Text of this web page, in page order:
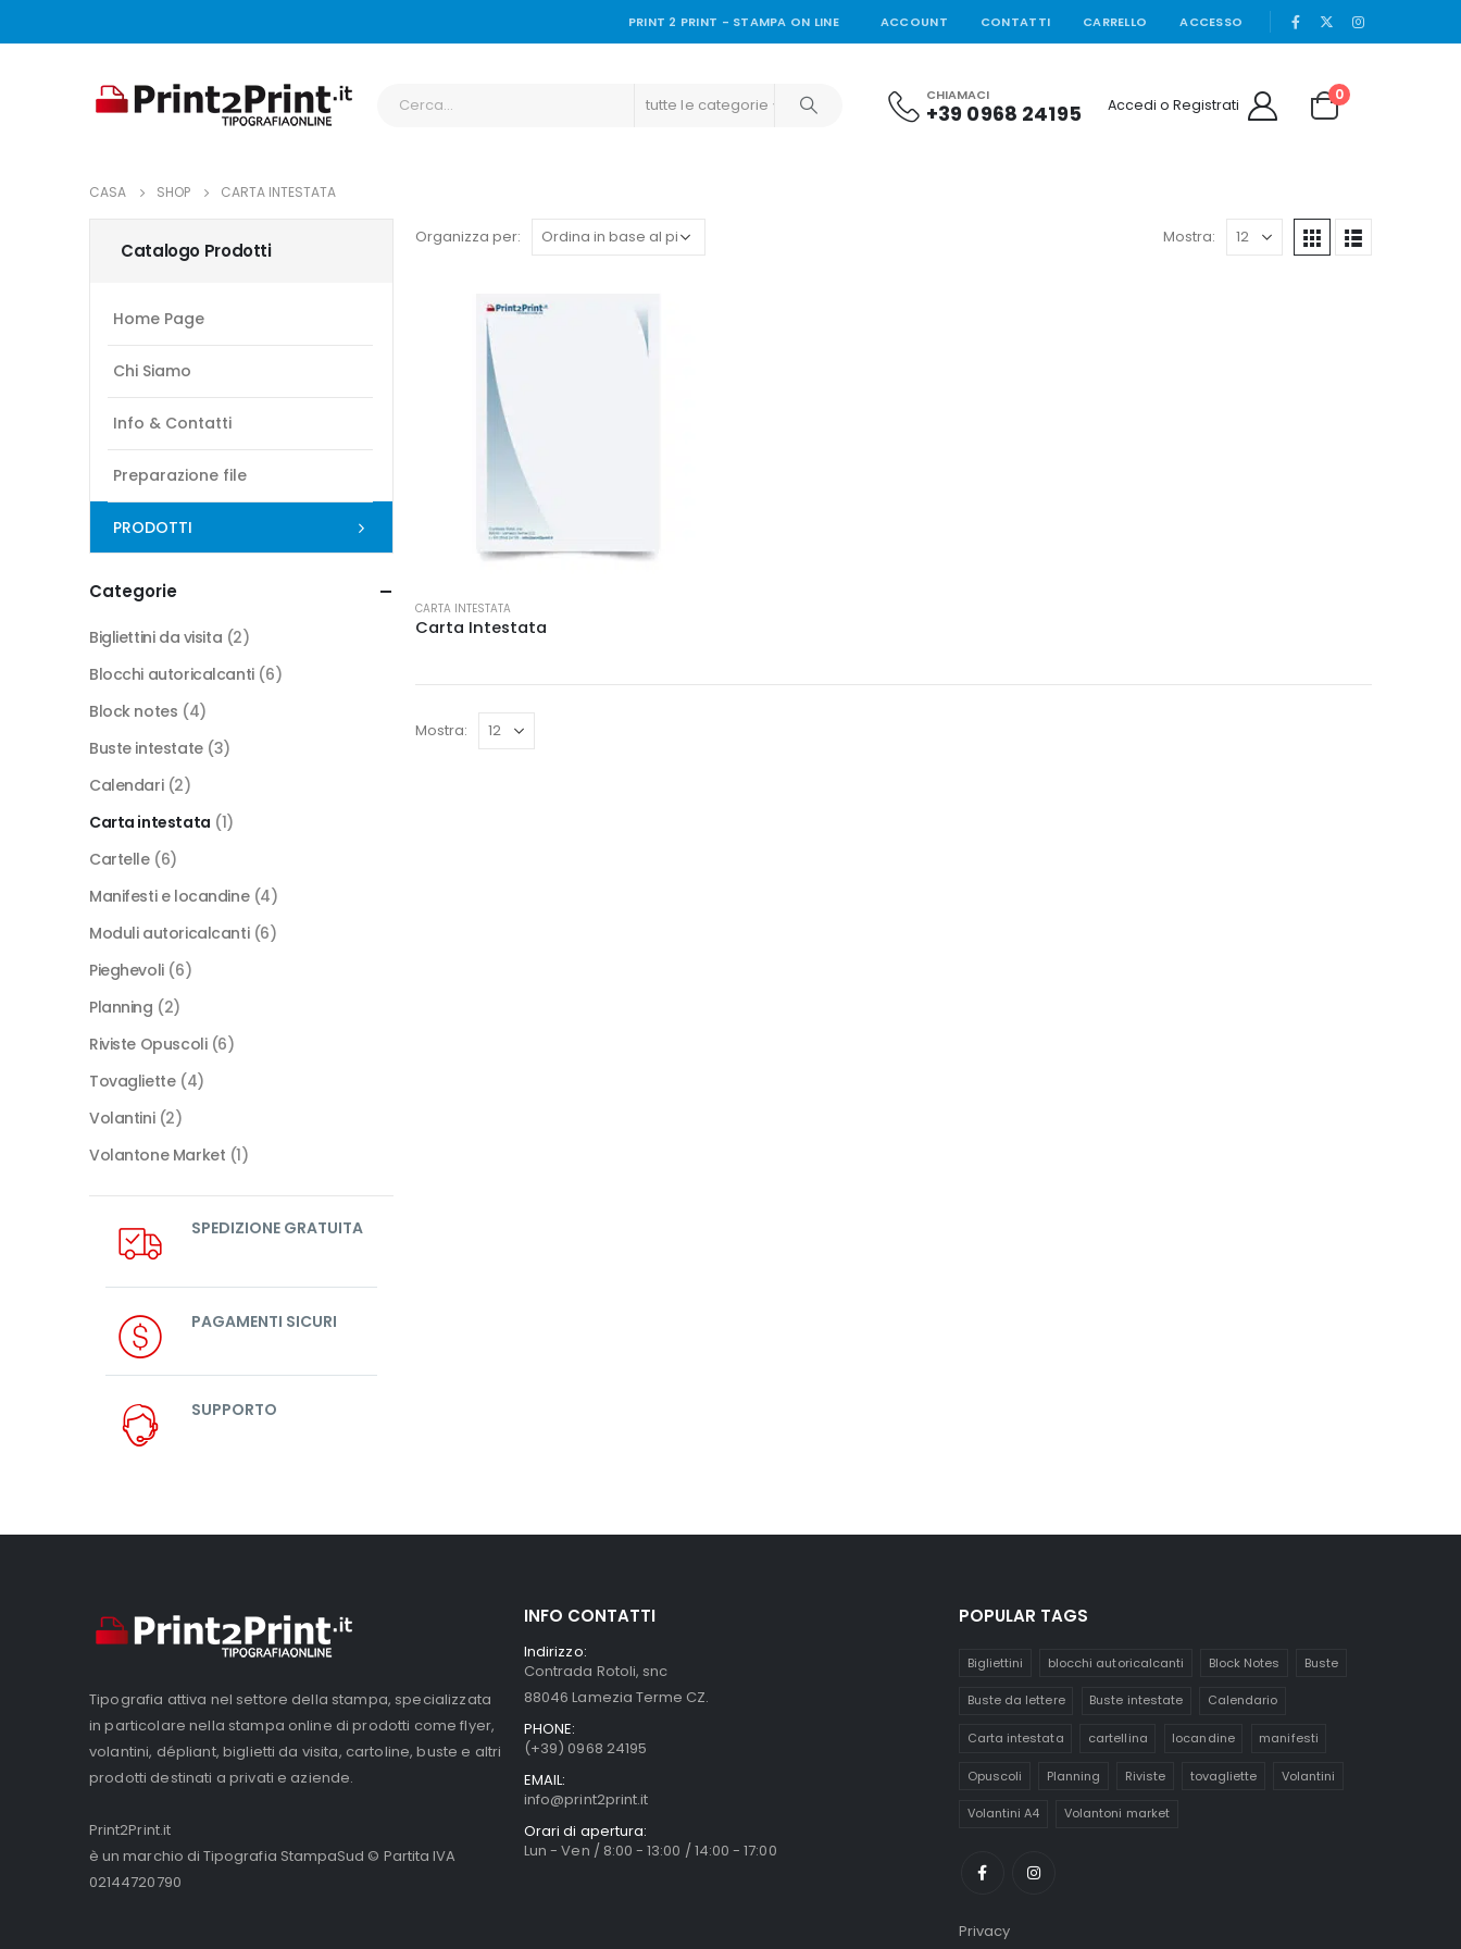
PRINT 2 PRINT - STAMPA ON LINE ACCOUNT CONTATTI CARRELLO ACCESSO |
tutte le categorie CHIAMACI
+39 0968 24195 Accedi o Registrati
0
CASA SHOP CARTA INTESTATA
Organizza per: Mostra:
prodotto
Le
CARTA INTESTATA
Carta Intestata
Mostra:
Catalogo Prodotti
Home Page
Chi Siamo
Info & Contatti
Preparazione file
PRODOTTI
Categorie
Bigliettini da visita (2)
Blocchi autoricalcanti (6)
Block notes (4)
Buste intestate (3)
Calendari (2)
Carta intestata (1)
Cartelle (6)
Manifesti e locandine (4)
Moduli autoricalcanti (6)
Pieghevoli (6)
Planning (2)
Riviste Opuscoli (6)
Tovagliette (4)
Volantini (2)
Volantone Market (1)
SPEDIZIONE GRATUITA
PAGAMENTI SICURI
SUPPORTO
Tipografia attiva nel settore della stampa, specializzata
in particolare nella stampa online di prodotti come flyer,
volantini, dépliant, biglietti da visita, cartoline, buste e altri
prodotti destinati a privati e aziende.
Print2Print.it
è un marchio di Tipografia StampaSud © Partita IVA
02144720790
INFO CONTATTI
Indirizzo:
Contrada Rotoli, snc
88046 Lamezia Terme CZ.
PHONE:
(+39) 0968 24195
EMAIL:
info@print2print.it
Orari di apertura:
Lun - Ven / 8:00 - 13:00 / 14:00 - 17:00
POPULAR TAGS
Bigliettini blocchi autoricalcanti Block Notes Buste
Buste da lettere Buste intestate Calendario
Carta intestata cartellina locandine manifesti
Opuscoli Planning Riviste tovagliette Volantini
Volantini A4 Volantoni market
Privacy